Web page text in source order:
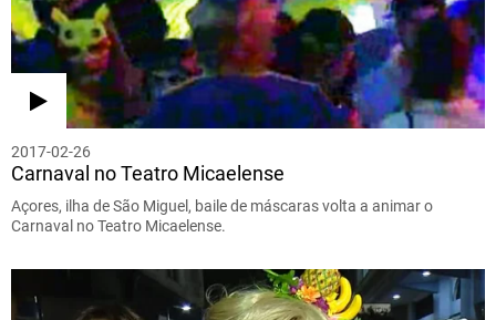
2017-02-26
Carnaval no Teatro Micaelense
Açores, ilha de São Miguel, baile de máscaras volta a animar o
Carnaval no Teatro Micaelense.